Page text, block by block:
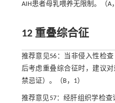
AIH患者母乳喂养无限制。（A
12 重叠综合征
推荐意见56：当非侵入性检
后考虑重叠综合征时，建议
禁忌证）。（B，1）
推荐意见57：经肝组织学检